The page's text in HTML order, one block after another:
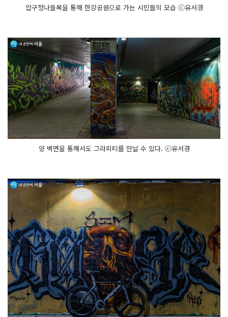
압구정나들목을 통해 한강공원으로 가는 시민들의 모습 ⓒ유서경
양 벽면을 통해서도 그라피티를 만날 수 있다. ⓒ유서경